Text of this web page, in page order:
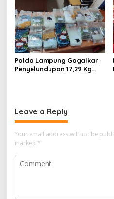
Polda Lampung Gagalkan
Penyelundupan 17,29 Kg
Leave a Reply
Your email address will not be
marked *